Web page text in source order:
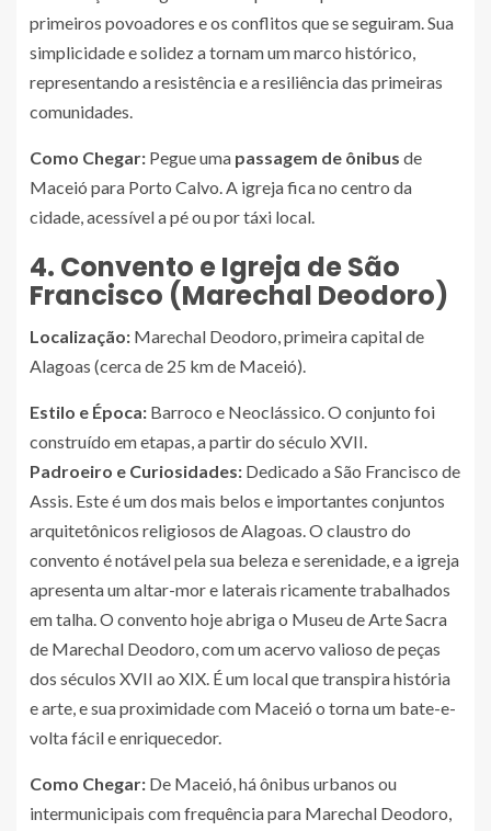
primeiros povoadores e os conflitos que se seguiram. Sua
simplicidade e solidez a tornam um marco histórico,
representando a resistência e a resiliência das primeiras
comunidades.
Como Chegar: Pegue uma passagem de ônibus de
Maceió para Porto Calvo. A igreja fica no centro da
cidade, acessível a pé ou por táxi local.
4. Convento e Igreja de São
Francisco (Marechal Deodoro)
Localização: Marechal Deodoro, primeira capital de
Alagoas (cerca de 25 km de Maceió).
Estilo e Época: Barroco e Neoclássico. O conjunto foi
construído em etapas, a partir do século XVII.
Padroeiro e Curiosidades: Dedicado a São Francisco de
Assis. Este é um dos mais belos e importantes conjuntos
arquitetônicos religiosos de Alagoas. O claustro do
convento é notável pela sua beleza e serenidade, e a igreja
apresenta um altar-mor e laterais ricamente trabalhados
em talha. O convento hoje abriga o Museu de Arte Sacra
de Marechal Deodoro, com um acervo valioso de peças
dos séculos XVII ao XIX. É um local que transpira história
e arte, e sua proximidade com Maceió o torna um bate-e-
volta fácil e enriquecedor.
Como Chegar: De Maceió, há ônibus urbanos ou
intermunicipais com frequência para Marechal Deodoro,